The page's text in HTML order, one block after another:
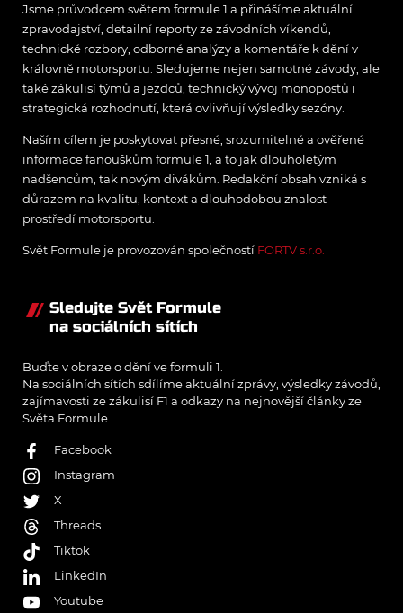
Jsme průvodcem světem formule 1 a přinášíme aktuální
zpravodajství, detailní reporty ze závodních víkendů,
technické rozbory, odborné analýzy a komentáře k dění v
královně motorsportu. Sledujeme nejen samotné závody, ale
také zákulisí týmů a jezdců, technický vývoj monopostů i
strategická rozhodnutí, která ovlivňují výsledky sezóny.
Naším cílem je poskytovat přesné, srozumitelné a ověřené
informace fanouškům formule 1, a to jak dlouholetým
nadšencům, tak novým divákům. Redakční obsah vzniká s
důrazem na kvalitu, kontext a dlouhodobou znalost
prostředí motorsportu.
Svět Formule je provozován společností FORTV s.r.o.
Sledujte Svět Formule
na sociálních sítích
Buďte v obraze o dění ve formuli 1.
Na sociálních sítích sdílíme aktuální zprávy, výsledky závodů,
zajímavosti ze zákulisí F1 a odkazy na nejnovější články ze
Světa Formule.
Facebook
Instagram
X
Threads
Tiktok
LinkedIn
Youtube